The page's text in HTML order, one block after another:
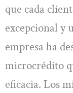
que cada
excepcional y
empresa ha
microcrédito
eficacia. Los